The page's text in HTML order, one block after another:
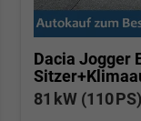
Dacia Jogger
81 kW (110